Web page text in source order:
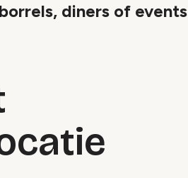
diners of events